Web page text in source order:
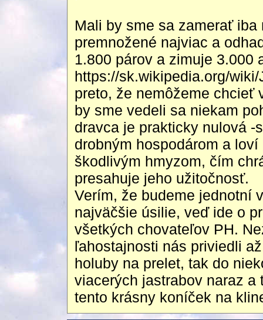
Mali by sme sa zamerať
premnožené najviac a
1.800 párov a zimuje 3.000
https://sk.wikipedia.org/
preto, že nemôžeme chcieť
by sme vedeli sa niekam
dravca je prakticky nulová
drobným hospodárom a
škodlivým hmyzom, čím
presahuje jeho užitočnosť.
Verím, že budeme jednotní
najväčšie úsilie, veď ide o
všetkých chovateľov PH.
ľahostajnosti nás priviedli
holuby na prelet, tak do
viacerých jastrabov naraz
tento krásny koníček na